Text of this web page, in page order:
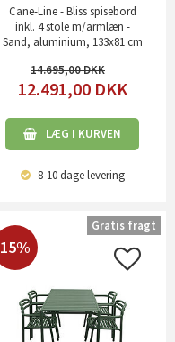
Cane-Line - Bliss spisebord
inkl. 4 stole m/armlæn -
Sand, aluminium, 133x81 cm
14.695,00
12.491,00 DKK
LÆG I KURVEN
8-10 dagelevering
15%
Gratis fragt